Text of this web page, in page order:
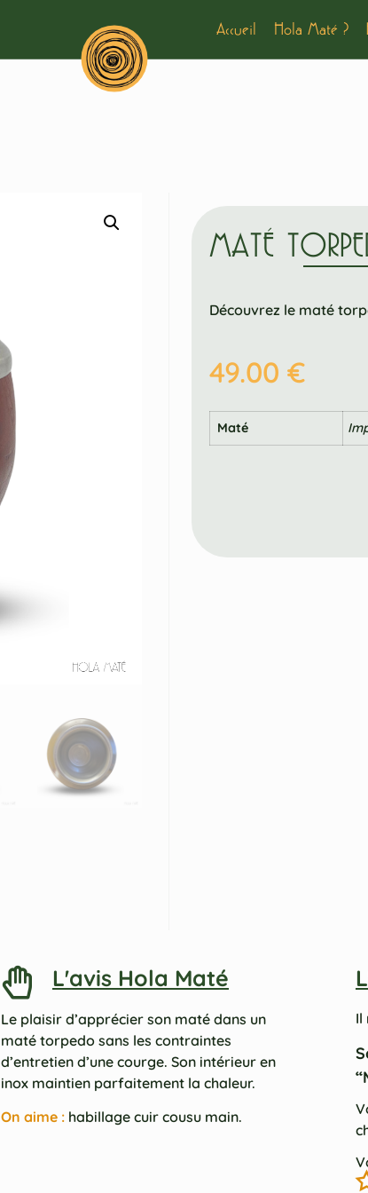
Accueil Hola Maté ?
MATÉ
Découvrez le maté
49.00 €
Maté
L'avis Hola Maté
Le plaisir d’apprécier son maté dans un
maté torpedo sans les contraintes
d’entretien d’une courge. Son intérieur en
inox maintien parfaitement la chaleur.
On aime :habillage cuir cousu main.
Il